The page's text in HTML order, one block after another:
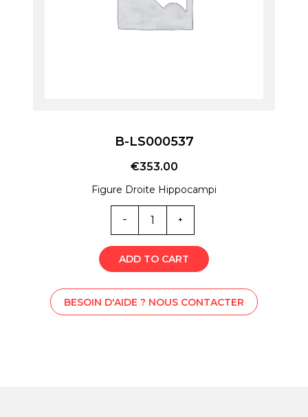
B-LS000537
€353.00
Figure Droite Hippocampi
Quantité
LS000537
ADD TO CART
BESOIN D'AIDE ? NOUS CONTACTER